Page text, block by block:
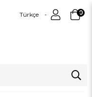
Türkçe 0